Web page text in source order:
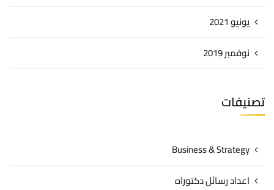
يونيو 2021
نوفمبر 2019
تصنيفات
Business & Strategy
اعداد رسائل دكتوراه